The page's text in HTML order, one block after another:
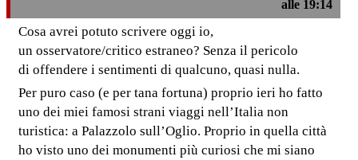
alle 19:14
Cosa avrei potuto scrivere oggi io,
un osservatore/critico estraneo? Senza il pericolo
di offendere i sentimenti di qualcuno, quasi nulla.
Per puro caso (e per tana fortuna) proprio ieri ho fatto
uno dei miei famosi strani viaggi nell’Italia non
turistica: a Palazzolo sull’Oglio. Proprio in quella città
ho visto uno dei monumenti più curiosi che mi siano